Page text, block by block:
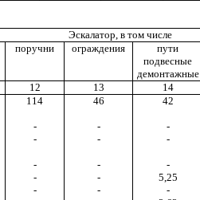
Эскалатор, в том числе
поручни ограждения
пути
подвесные
демонтажные
12 13 14
114 46 42
- - -
- - -
- - -
- - 5,25
- - -